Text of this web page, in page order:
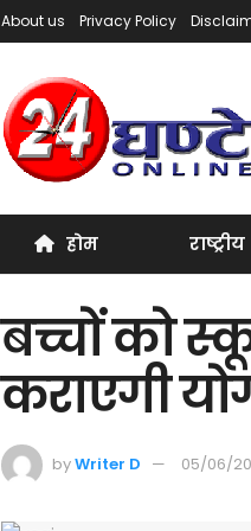
About us Privacy Policy
होम राष्ट्रीय
बच्चों को
कराएगी
byWriter D 05/06/